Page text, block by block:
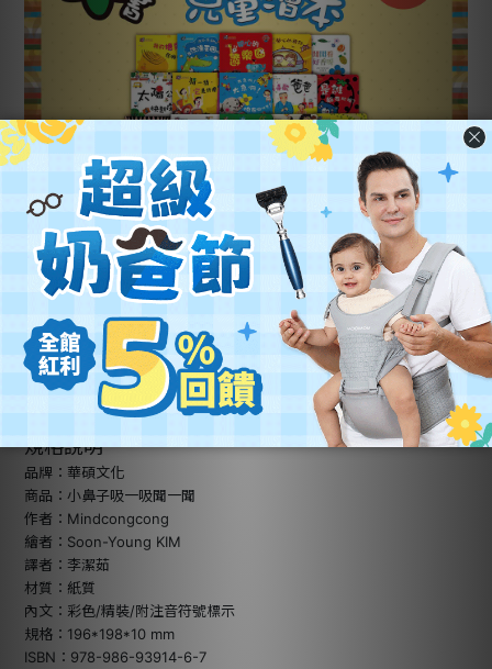
規格說明
品牌：華碩文化
商品：小鼻子吸一吸聞一聞
作者：Mindcongcong
繪者：Soon-Young KIM
譯者：李潔茹
材質：紙質
內文：彩色/精裝/附注音符號標示
規格：196*198*10 mm
ISBN：978-986-93914-6-7